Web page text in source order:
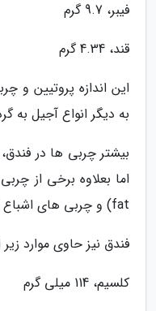
فیبر، 9.7 گرم
قند، 4.34 گرم
این اندازه پروتیین و
به دیگر انواع آجیل به
بیشتر چربی ها در
fat) و چربی های اشباع شده نیز در آن وجود دارند.
فندق نیز حاوی موارد
کلسیم، 114 میلی گرم